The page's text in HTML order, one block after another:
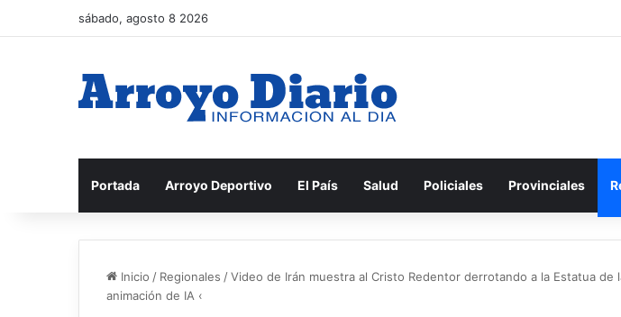
sábado, agosto 8 2026
Portada Arroyo Deportivo El País Salud Policiales Provinciales
Inicio / Regionales /Video de Irán muestra al Cristo Redentor derrotando a la Estatua de
animación de IA ‹